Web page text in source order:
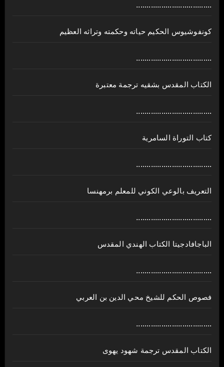
....................................
كونفوشيوس الحكيم حياته وحكمته وتراثه العظيم
....................................
الكتاب المقدس بشقيه ترجمة معتبرة
....................................
كتاب التوراة السامرية
....................................
ﺍﻟﺘﻌﺮﻳﻒ ﺑﺎﻟﻮﻋﻲ ﺍﻟﻜﻮﻧﻲ للمعلم برمهنسا
....................................
الباجافادجيتا الكتاب الهندي المقدس
....................................
فصوص الحكم للشيخ محي الدين بن العربي
....................................
الكتاب المقدس ترجمة شهود يهوى